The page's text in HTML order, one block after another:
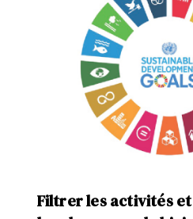
Filtrer les activités et